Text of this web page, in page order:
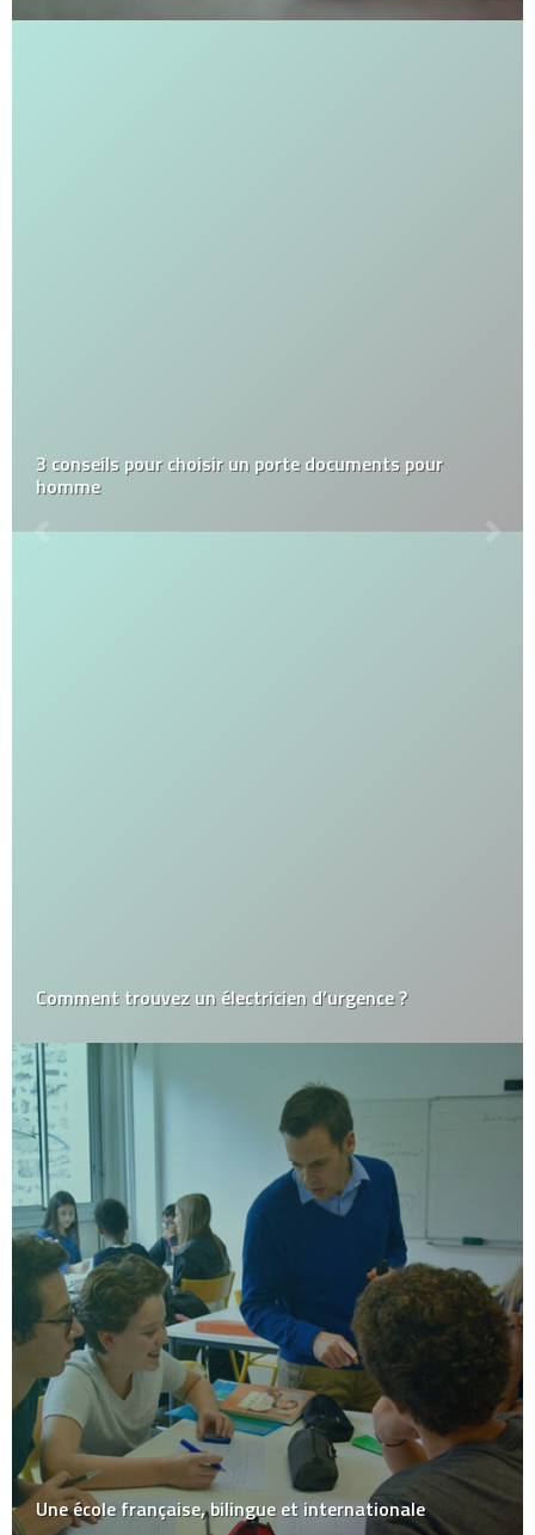
3 conseils pour choisir un porte documents pour
homme
Comment trouvez un électricien d’urgence ?
Une école française, bilingue et internationale